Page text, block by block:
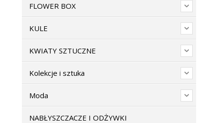
FLOWER BOX
KULE
KWIATY SZTUCZNE
Kolekcje i sztuka
Moda
NABŁYSZCZACZE I ODŻYWKI